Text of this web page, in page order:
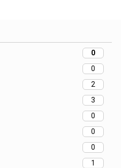
0
0
2
3
0
0
0
1